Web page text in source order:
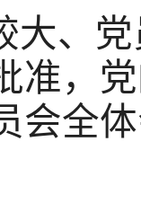
大、
准，
会全